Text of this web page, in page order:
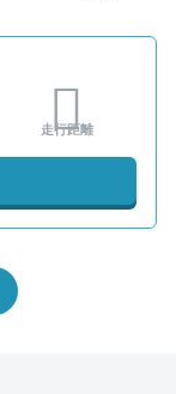
走行距離